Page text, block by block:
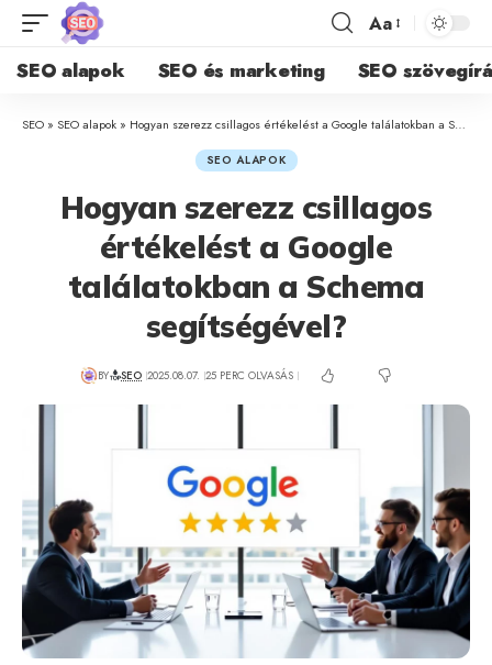
Aa
SEO alapok SEO és marketing SEO
SEO » SEO alapok » Hogyan szerezz csillagos értékelést a Google találatokban a Schema segítségével?
SEO ALAPOK
Hogyan szerezz csillagos
értékelést a Google
találatokban a Schema
segítségével?
BY SEO 2025.08.07. 25 PERC OLVASÁS